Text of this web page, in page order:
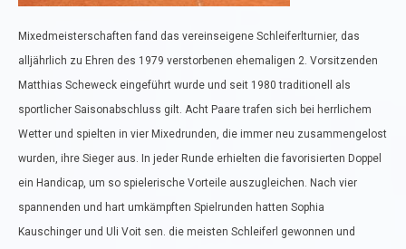
Mixedmeisterschaften fand das vereinseigene Schleiferlturnier, das
alljährlich zu Ehren des 1979 verstorbenen ehemaligen 2. Vorsitzenden
Matthias Scheweck eingeführt wurde und seit 1980 traditionell als
sportlicher Saisonabschluss gilt. Acht Paare trafen sich bei herrlichem
Wetter und spielten in vier Mixedrunden, die immer neu zusammengelost
wurden, ihre Sieger aus. In jeder Runde erhielten die favorisierten Doppel
ein Handicap, um so spielerische Vorteile auszugleichen. Nach vier
spannenden und hart umkämpften Spielrunden hatten Sophia
Kauschinger und Uli Voit sen. die meisten Schleiferl gewonnen und